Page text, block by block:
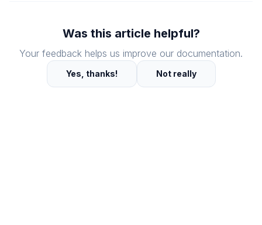
Was this article helpful?
Your feedback helps us improve our documentation.
Yes, thanks! Not really